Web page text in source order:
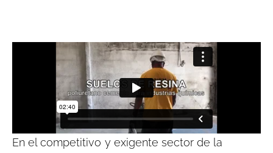
En el competitivo y exigente sector de la